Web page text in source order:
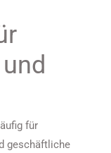
für
geschäftliche